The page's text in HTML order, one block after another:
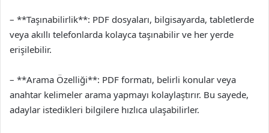
– **Taşınabilirlik**: PDF dosyaları, bilgisayarda, tabletlerde
veya akıllı telefonlarda kolayca taşınabilir ve her yerde
erişilebilir.
– **Arama Özelliği**: PDF formatı, belirli konular veya
anahtar kelimeler arama yapmayı kolaylaştırır. Bu sayede,
adaylar istedikleri bilgilere hızlıca ulaşabilirler.